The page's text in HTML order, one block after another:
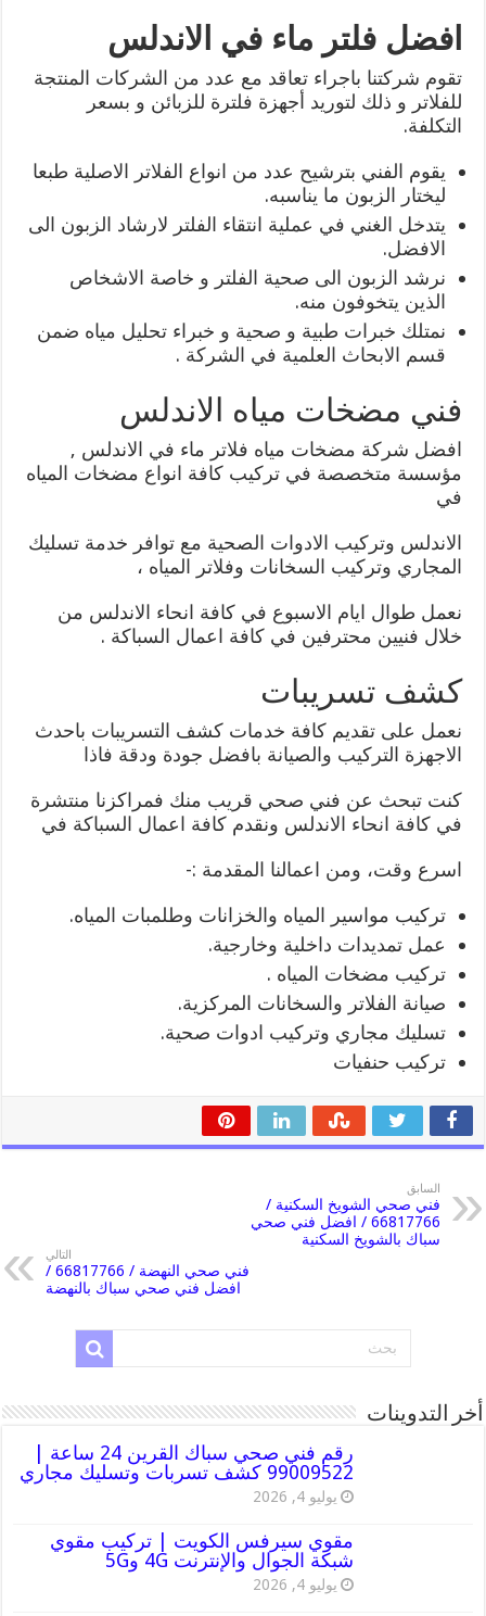
افضل فلتر ماء في الاندلس
تقوم شركتنا باجراء تعاقد مع عدد من الشركات المنتجة
للفلاتر و ذلك لتوريد أجهزة فلترة للزبائن و بسعر
التكلفة.
يقوم الفني بترشيح عدد من انواع الفلاتر الاصلية طبعا
ليختار الزبون ما يناسبه.
يتدخل الغني في عملية انتقاء الفلتر لارشاد الزبون الى
الافضل.
نرشد الزبون الى صحية الفلتر و خاصة الاشخاص
الذين يتخوفون منه.
نمتلك خبرات طبية و صحية و خبراء تحليل مياه ضمن
قسم الابحاث العلمية في الشركة .
فني مضخات مياه الاندلس
افضل شركة مضخات مياه فلاتر ماء في الاندلس ,
مؤسسة متخصصة في تركيب كافة انواع مضخات المياه
في
الاندلس وتركيب الادوات الصحية مع توافر خدمة تسليك
المجاري وتركيب السخانات وفلاتر المياه ،
نعمل طوال ايام الاسبوع في كافة انحاء الاندلس من
خلال فنيين محترفين في كافة اعمال السباكة .
كشف تسريبات
نعمل على تقديم كافة خدمات كشف التسريبات باحدث
الاجهزة التركيب والصيانة بافضل جودة ودقة فاذا
كنت تبحث عن فني صحي قريب منك فمراكزنا منتشرة
في كافة انحاء الاندلس ونقدم كافة اعمال السباكة في
اسرع وقت، ومن اعمالنا المقدمة :-
تركيب مواسير المياه والخزانات وطلمبات المياه.
عمل تمديدات داخلية وخارجية.
تركيب مضخات المياه .
صيانة الفلاتر والسخانات المركزية.
تسليك مجاري وتركيب ادوات صحية.
تركيب حنفيات
السابق
فني صحي الشويخ السكنية /
66817766 / افضل فني صحي
سباك بالشويخ السكنية
التالي
فني صحي النهضة / 66817766 /
افضل فني صحي سباك بالنهضة
أخر التدوينات
رقم فني صحي سباك القرين 24 ساعة |
99009522 كشف تسربات وتسليك مجاري
يوليو 4, 2026
مقوي سيرفس الكويت | تركيب مقوي
شبكة الجوال والإنترنت 4G و5G
يوليو 4, 2026